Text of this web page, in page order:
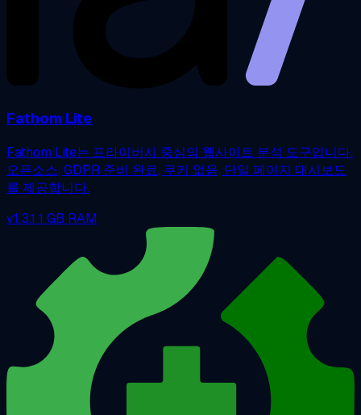
Fathom Lite
Fathom Lite는 프라이버시 중심의 웹사이트 분석 도구입니다.
오픈소스, GDPR 준비 완료, 쿠키 없음, 단일 페이지 대시보드
를 제공합니다.
v1.3.1 1 GB RAM